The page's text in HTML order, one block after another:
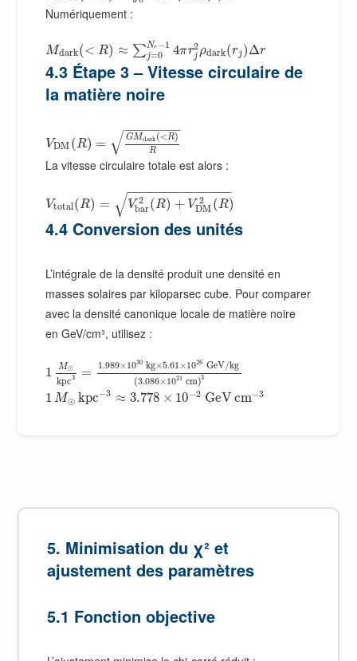
Numériquement :
Mdark(< R) ≈ ∑Nr −1
j=0 4πr2
j ρdark(rj)Δr
4.3 Étape 3 – Vitesse circulaire de
la matière noire
VDM (R) = GMdark (<R)
R
− −
−−−−−−
√
La vitesse circulaire totale est alors :
Vtotal(R) = V 2
bar(R) + V 2
DM (R)
− −
−−−−−−−−−−−−
√
4.4 Conversion des unités
L’intégrale de la densité produit une densité en
masses solaires par kiloparsec cube. Pour comparer
avec la densité canonique locale de matière noire
en GeV/cm³, utilisez :
1 M⊙
kpc3 = 1.989×1030 kg×5.61 ×1026 GeV/kg
(3.086×1021 cm)3
1 M⊙ kpc−3 ≈ 3.778 × 10−2 GeVcm−3
5. Minimisation du χ² et
ajustement des paramètres
5.1 Fonction objective